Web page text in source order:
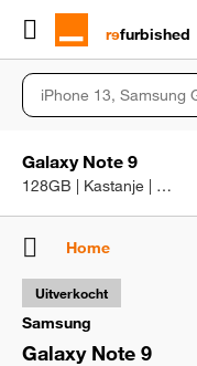
rɘfurbished
Galaxy Note 9
128GB | Kastanje | Mono sim | Redelijk goede staat
Home
Samsung
Galaxy Note 9
Uitverkocht